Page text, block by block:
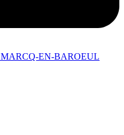
MARCQ-EN-BAROEUL